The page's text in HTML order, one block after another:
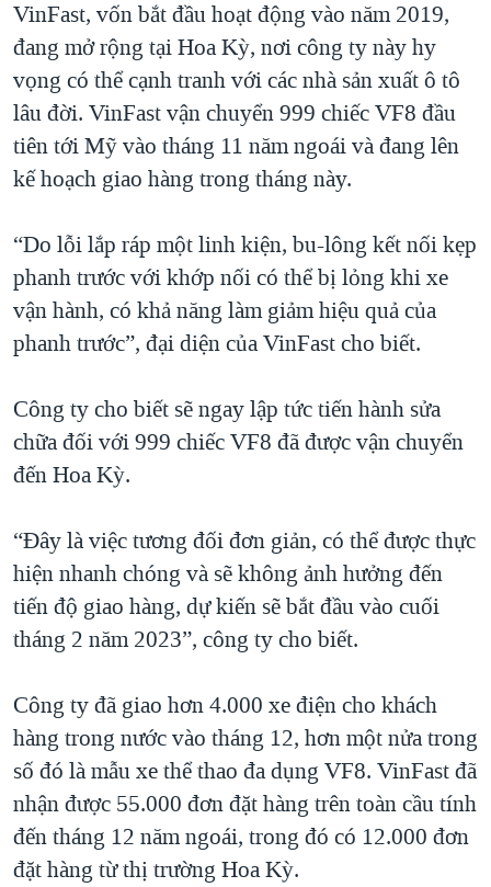
QUAN HỆ VIỆT MỸ
VinFast, vốn bắt đầu hoạt động vào năm 2019,
đang mở rộng tại Hoa Kỳ, nơi công ty này hy
vọng có thể cạnh tranh với các nhà sản xuất ô tô
lâu đời. VinFast vận chuyển 999 chiếc VF8 đầu
tiên tới Mỹ vào tháng 11 năm ngoái và đang lên
kế hoạch giao hàng trong tháng này.
“Do lỗi lắp ráp một linh kiện, bu-lông kết nối kẹp
phanh trước với khớp nối có thể bị lỏng khi xe
vận hành, có khả năng làm giảm hiệu quả của
phanh trước”, đại diện của VinFast cho biết.
Công ty cho biết sẽ ngay lập tức tiến hành sửa
chữa đối với 999 chiếc VF8 đã được vận chuyển
đến Hoa Kỳ.
“Đây là việc tương đối đơn giản, có thể được thực
hiện nhanh chóng và sẽ không ảnh hưởng đến
tiến độ giao hàng, dự kiến sẽ bắt đầu vào cuối
tháng 2 năm 2023”, công ty cho biết.
Công ty đã giao hơn 4.000 xe điện cho khách
hàng trong nước vào tháng 12, hơn một nửa trong
số đó là mẫu xe thể thao đa dụng VF8. VinFast đã
nhận được 55.000 đơn đặt hàng trên toàn cầu tính
đến tháng 12 năm ngoái, trong đó có 12.000 đơn
đặt hàng từ thị trường Hoa Kỳ.